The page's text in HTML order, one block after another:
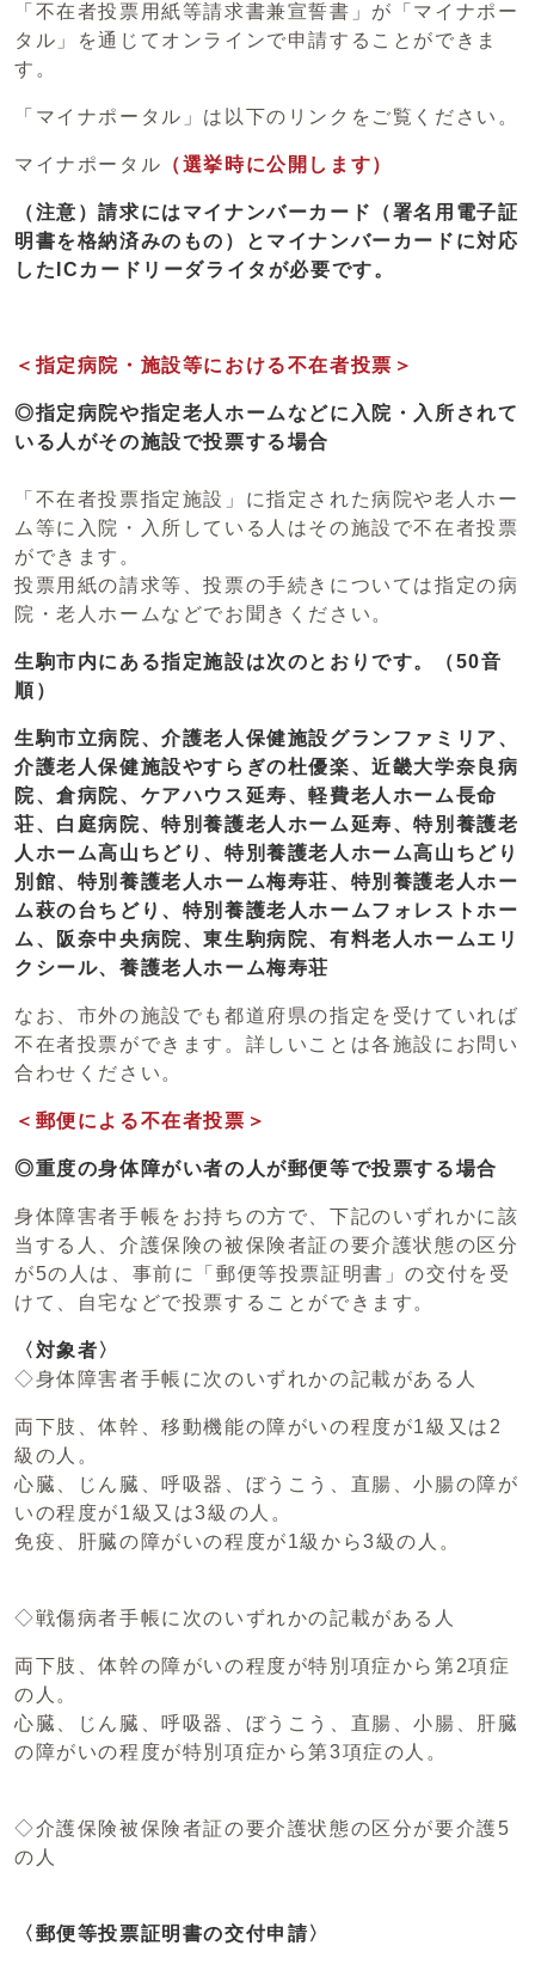
「不在者投票用紙等請求書兼宣誓書」が「マイナポー
タル」を通じてオンラインで申請することができま
す。
「マイナポータル」は以下のリンクをご覧ください。
マイナポータル （選挙時に公開します）
（注意）請求にはマイナンバーカード（署名用電子証
明書を格納済みのもの）とマイナンバーカードに対応
したICカードリーダライタが必要です。
＜指定病院・施設等における不在者投票＞
◎指定病院や指定老人ホームなどに入院・入所されて
いる人がその施設で投票する場合
「不在者投票指定施設」に指定された病院や老人ホー
ム等に入院・入所している人はその施設で不在者投票
ができます。
投票用紙の請求等、投票の手続きについては指定の病
院・老人ホームなどでお聞きください。
生駒市内にある指定施設は次のとおりです。（50音
順）
生駒市立病院、介護老人保健施設グランファミリア、
介護老人保健施設やすらぎの杜優楽、近畿大学奈良病
院、倉病院、ケアハウス延寿、軽費老人ホーム長命
荘、白庭病院、特別養護老人ホーム延寿、特別養護老
人ホーム高山ちどり、 特別養護老人ホーム高山ちどり
別館、 特別養護老人ホーム梅寿荘、特別養護老人ホー
ム萩の台ちどり、特別養護老人ホームフォレストホー
ム、阪奈中央病院、東生駒病院、有料老人ホームエリ
クシール、 養護老人ホーム梅寿荘
なお、市外の施設でも都道府県の指定を受けていれば
不在者投票ができます。詳しいことは各施設にお問い
合わせください。
＜郵便による不在者投票＞
◎重度の身体障がい者の人が郵便等で投票する場合
身体障害者手帳をお持ちの方で、下記のいずれかに該
当する人、介護保険の被保険者証の要介護状態の区分
が5の人は、事前に「郵便等投票証明書」の交付を受
けて、自宅などで投票することができます。
〈対象者〉
◇身体障害者手帳に次のいずれかの記載がある人
両下肢、体幹、移動機能の障がいの程度が1級又は2
級の人。
心臓、じん臓、呼吸器、ぼうこう、直腸、小腸の障が
いの程度が1級又は3級の人。
免疫、肝臓の障がいの程度が1級から3級の人。
◇戦傷病者手帳に次のいずれかの記載がある人
両下肢、体幹の障がいの程度が特別項症から第2項症
の人。
心臓、じん臓、呼吸器、ぼうこう、直腸、小腸、肝臓
の障がいの程度が特別項症から第3項症の人。
◇介護保険被保険者証の要介護状態の区分が要介護5
の人
〈郵便等投票証明書の交付申請〉